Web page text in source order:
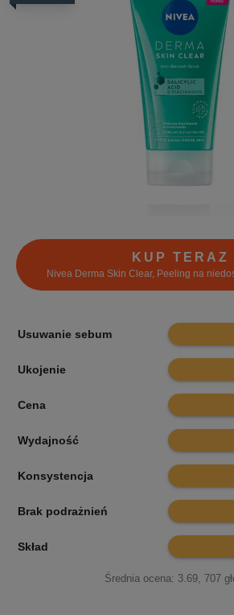
KUP TERAZ
Nivea Derma Skin Clear, Peeling na
Usuwanie sebum 7.4
Ukojenie 7.3
Cena 7.6
Wydajność 7.2
Konsystencja 7.7
Brak podrażnień 7.3
Skład 7.1
Średnia ocena: 3.69, 707